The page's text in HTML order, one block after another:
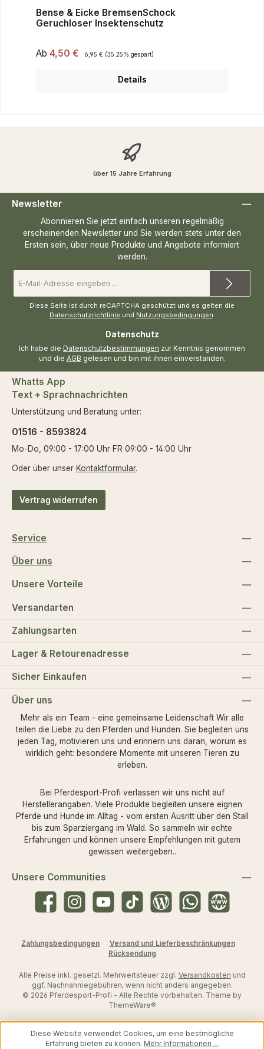
Bense & Eicke BremsenSchock
Geruchloser Insektenschutz
Verkaufspreis:
Ab 4,50 € Regulärer Preis:
6,95 € (35.25% gespart)
Details
über 15 Jahre Erfahrung
Newsletter
Abonnieren Sie jetzt einfach unseren regelmäßig
erscheinenden Newsletter und Sie werden stets unter den
Ersten sein, über neue Produkte und Angebote informiert
werden.
Mail-
Adresse
Diese Seite ist durch reCAPTCHA geschützt und es gelten die
Datenschutzrichtlinie und Nutzungsbedingungen.
Datenschutz
Ich habe die Datenschutzbestimmungen zur Kenntnis genommen
und die AGB gelesen und bin mit ihnen einverstanden.
Whatts App
Text + Sprachnachrichten
Unterstützung und Beratung unter:
01516 - 8593824
Mo-Do, 09:00 - 17:00 Uhr FR 09:00 - 14:00 Uhr
Oder über unser Kontaktformular.
Vertrag widerrufen
Service
Über uns
Unsere Vorteile
Versandarten
Zahlungsarten
Lager & Retourenadresse
Sicher Einkaufen
Über uns
Mehr als ein Team - eine gemeinsame Leidenschaft Wir alle
teilen die Liebe zu den Pferden und Hunden. Sie begleiten uns
jeden Tag, motivieren uns und erinnern uns daran, worum es
wirklich geht: besondere Momente mit unseren Tieren zu
erleben.
Bei Pferdesport-Profi verlassen wir uns nicht auf
Herstellerangaben. Viele Produkte begleiten unsere eignen
Pferde und Hunde im Alltag - vom ersten Ausritt über den Stall
bis zum Sparziergang im Wald. So sammeln wir echte
Erfahrungen und können unsere Empfehlungen mit gutem
gewissen weitergeben..
Unsere Communities
FacebookInstagramYouTube TikTok Blog WhatsAppWebsite
Zahlungsbedingungen
Versand und Lieferbeschränkungen
Rücksendung
Alle Preise inkl. gesetzl. Mehrwertsteuer zzgl. Versandkosten und
ggf. Nachnahmegebühren, wenn nicht anders angegeben.
© 2026 Pferdesport-Profi - Alle Rechte vorbehalten. Theme by
ThemeWare®
Diese Website verwendet Cookies, um eine bestmögliche
Erfahrung bieten zu können. Mehr Informationen ...